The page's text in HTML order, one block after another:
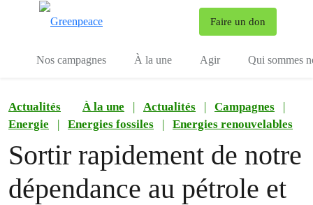
Faire un don
Nos campagnes À la une Agir Qui sommes
Actualités À la une | Actualités | Campagnes
|
Energie
| Energies fossiles | Energies renouvelables
Sortir rapidement de notre
dépendance au pétrole et